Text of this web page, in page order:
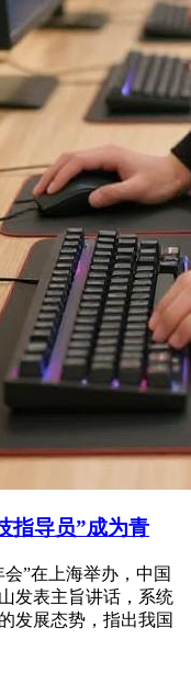
指导员”成为青
”在上海举办，中国
发表主旨讲话，系统
发展态势，指出我国